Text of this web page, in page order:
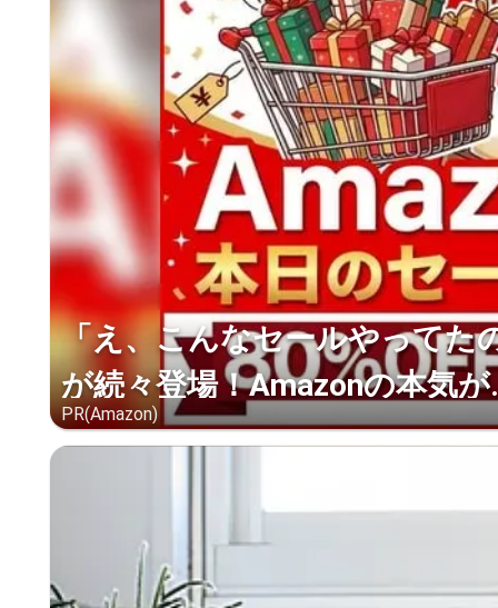
「え、こんなセールやってた
が続々登場！Amazonの本気が
PR(Amazon)